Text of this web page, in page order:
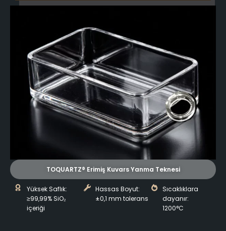
TOQUARTZ® Erimiş Kuvars Yanma Teknesi
Yüksek Saflık:
≥99,99% SiO₂
içeriği
Hassas Boyut:
±0,1 mm tolerans
Sıcaklıklara
dayanır:
1200°C